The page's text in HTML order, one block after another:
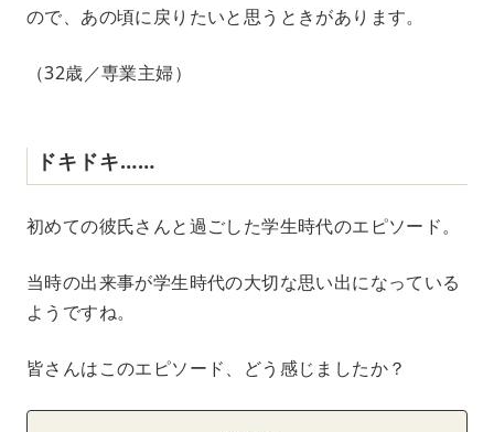
ので、あの頃に戻りたいと思うときがあります。
（32歳／専業主婦）
ドキドキ……
初めての彼氏さんと過ごした学生時代のエピソード。
当時の出来事が学生時代の大切な思い出になっている
ようですね。
皆さんはこのエピソード、どう感じましたか？